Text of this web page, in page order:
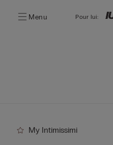
Menu Pour lui:
My Intimissimi